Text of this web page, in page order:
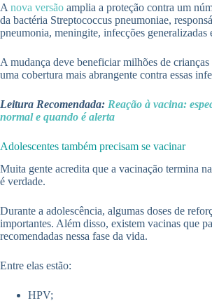
A nova versão amplia a proteção contra um
da bactéria Streptococcus pneumoniae,
pneumonia, meningite, infecções generalizadas
A mudança deve beneficiar milhões de
uma cobertura mais abrangente contra essas
Leitura Recomendada: Reação à vacina:
normal e quando é alerta
Adolescentes também precisam se vacinar
Muita gente acredita que a vacinação termina
é verdade.
Durante a adolescência, algumas doses de
importantes. Além disso, existem vacinas que
recomendadas nessa fase da vida.
Entre elas estão:
HPV;